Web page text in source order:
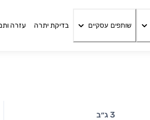
שותפים עסקיים בדיקת יתרה עזרה
3 ג״ב